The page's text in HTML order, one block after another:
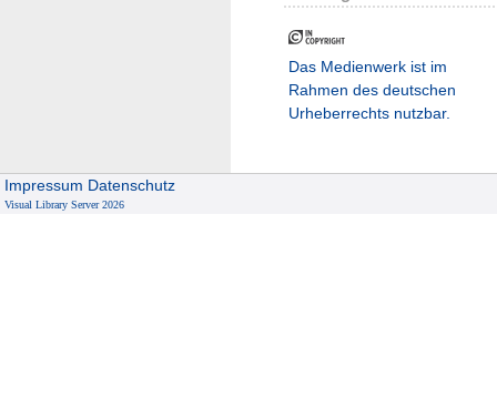
Das Medienwerk ist im
Rahmen des deutschen
Urheberrechts nutzbar.
Impressum Datenschutz
Visual Library Server 2026